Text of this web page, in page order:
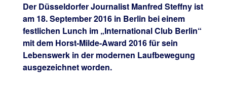
Der Düsseldorfer Journalist Manfred Steffny ist
am 18. September 2016 in Berlin bei einem
festlichen Lunch im „International Club Berlin“
mit dem Horst-Milde-Award 2016 für sein
Lebenswerk in der modernen Laufbewegung
ausgezeichnet worden.